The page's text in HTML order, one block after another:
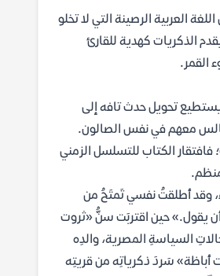
العربية الرصينة التي لا تخلو
الذكريات كهدية للقارئ
القمر.
تحويل حدث تافه إلى
جالس معهم في نفس الصالون.
الكتاب للتسلسل الزمني
وقد أطلقتُ نفسي تَمتَحُ من
أن يقول.» حين اقتربَت سنُّ «ثروت
السياسةِ المصرية، والدِه
أباظة» سَردَ ذكرياتِه من قريتِه